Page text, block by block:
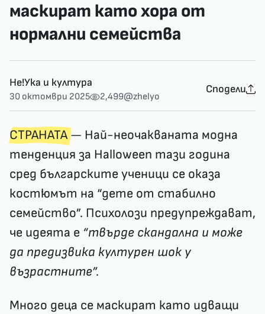
маскират като хора от
нормални семейства
Не!Ука и култура
30 октомври 2025 2,499@zhelyo
Сподели
СТРАНАТА— Най-неочакваната модна
тенденция за Halloween тази година
сред българските ученици се оказа
костюмът на “дете от стабилно
семейство”. Психолози предупреждават,
че идеята е “твърде скандална и може
да предизвика културен шок у
възрастните”.
Много деца се маскират като идващи